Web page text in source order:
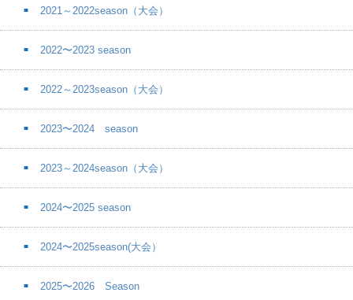
2021～2022season（大会）
2022〜2023 season
2022～2023season（大会）
2023〜2024 season
2023～2024season（大会）
2024〜2025 season
2024〜2025season(大会）
2025〜2026 Season